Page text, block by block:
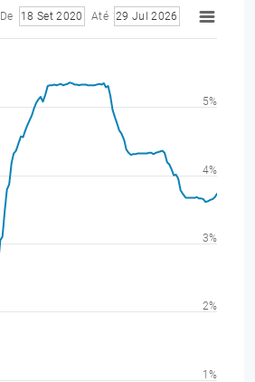
De 18 Set 2020 Até 29 Jul 2026
1%
2%
3%
4%
5%